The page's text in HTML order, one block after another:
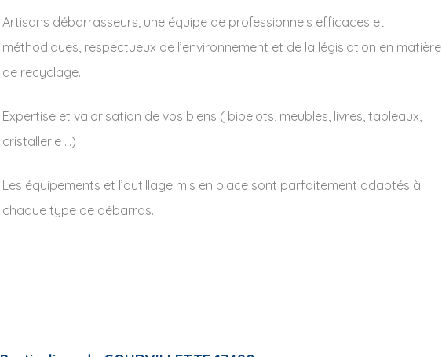
Artisans débarrasseurs, une équipe de professionnels efficaces et
méthodiques, respectueux de l’environnement et de la législation en matière
de recyclage.
Expertise et valorisation de vos biens ( bibelots, meubles, livres, tableaux,
cristallerie …)
Les équipements et l’outillage mis en place sont parfaitement adaptés à
chaque type de débarras.